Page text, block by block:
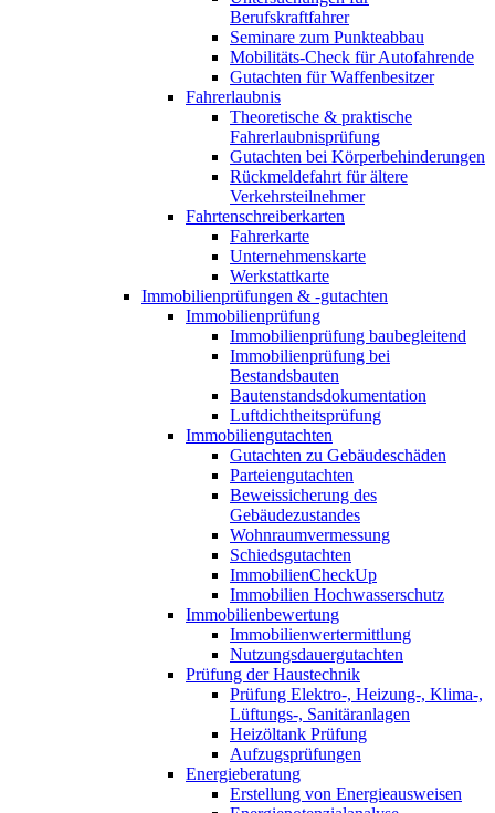
Berufskraftfahrer
Seminare zum Punkteabbau
Mobilitäts-Check für Autofahrende
Gutachten für Waffenbesitzer
Fahrerlaubnis
Theoretische & praktische
Fahrerlaubnisprüfung
Gutachten bei Körperbehinderungen
Rückmeldefahrt für ältere
Verkehrsteilnehmer
Fahrtenschreiberkarten
Fahrerkarte
Unternehmenskarte
Werkstattkarte
Immobilienprüfungen & -gutachten
Immobilienprüfung
Immobilienprüfung baubegleitend
Immobilienprüfung bei
Bestandsbauten
Bautenstandsdokumentation
Luftdichtheitsprüfung
Immobiliengutachten
Gutachten zu Gebäudeschäden
Parteiengutachten
Beweissicherung des
Gebäudezustandes
Wohnraumvermessung
Schiedsgutachten
ImmobilienCheckUp
Immobilien Hochwasserschutz
Immobilienbewertung
Immobilienwertermittlung
Nutzungsdauergutachten
Prüfung der Haustechnik
Prüfung Elektro-, Heizung-, Klima-,
Lüftungs-, Sanitäranlagen
Heizöltank Prüfung
Aufzugsprüfungen
Energieberatung
Erstellung von Energieausweisen